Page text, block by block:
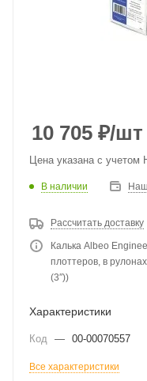
10 705 ₽/шт
Цена указана с учетом
В наличии
Рассчитать доставку
Калька Albeo
плоттеров, в
(3″))
Характеристики
Код — 00-00070557
Все характеристики